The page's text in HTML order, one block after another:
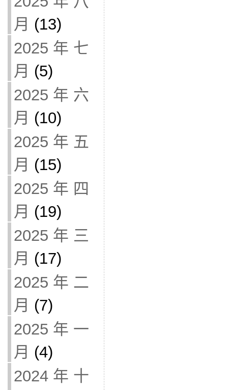
月 (13)
2025 年 七
月 (5)
2025 年 六
月 (10)
2025 年 五
月 (15)
2025 年 四
月 (19)
2025 年 三
月 (17)
2025 年 二
月 (7)
2025 年 一
月 (4)
2024 年 十